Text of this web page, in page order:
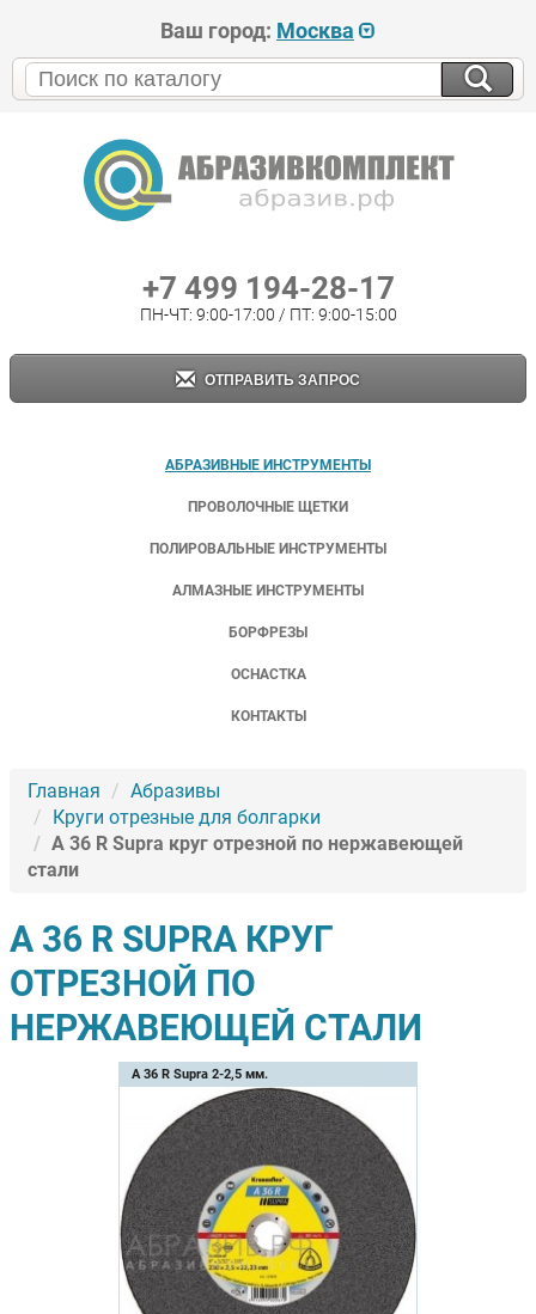
Ваш город: Москва
+7 499 194-28-17
ПН-ЧТ: 9:00-17:00 / ПТ: 9:00-15:00
ОТПРАВИТЬ ЗАПРОС
АБРАЗИВНЫЕ ИНСТРУМЕНТЫ
ПРОВОЛОЧНЫЕ ЩЕТКИ
ПОЛИРОВАЛЬНЫЕ ИНСТРУМЕНТЫ
АЛМАЗНЫЕ ИНСТРУМЕНТЫ
БОРФРЕЗЫ
ОСНАСТКА
КОНТАКТЫ
Главная
Абразивы
Круги отрезные для болгарки
A 36 R Supra круг отрезной по нержавеющей
стали
A 36 R SUPRA КРУГ
ОТРЕЗНОЙ ПО
НЕРЖАВЕЮЩЕЙ СТАЛИ
A 36 R Supra 2-2,5 мм.